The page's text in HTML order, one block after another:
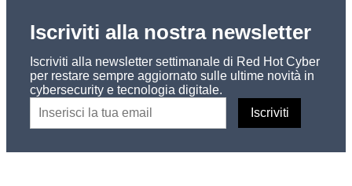
Iscriviti alla nostra newsletter
Iscriviti alla newsletter settimanale di Red Hot Cyber
per restare sempre aggiornato sulle ultime novità in
cybersecurity e tecnologia digitale.